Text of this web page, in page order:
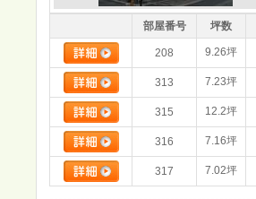
部屋番号 坪数
208 9.26坪
313 7.23坪
315 12.2坪
316 7.16坪
317 7.02坪